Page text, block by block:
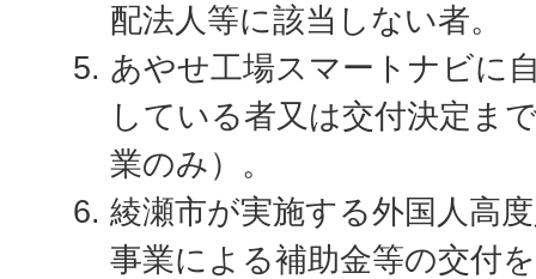
配法人等に該当しない者。
あやせ工場スマートナビに
している者又は交付決定ま
業のみ）。
綾瀬市が実施する外国人高
事業による補助金等の交付